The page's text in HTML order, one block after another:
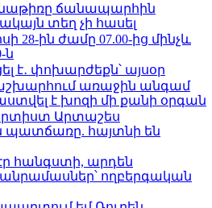
ճանապարհին
տեղ չի հասել
28-ին ժամը 07.00-ից մինչև
ն
է․ փոխարժեքն՝ այսօր
առաջին անգամ
է խոզի մի քանի օրգան
Արտաշես
պատճառը. հայտնի են
հանգստի, արդեն
ողբերգական